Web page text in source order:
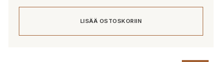
LISÄÄ OSTOSKORIIN